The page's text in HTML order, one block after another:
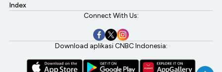
Index
Connect With Us:
Download aplikasi CNBC Indonesia: